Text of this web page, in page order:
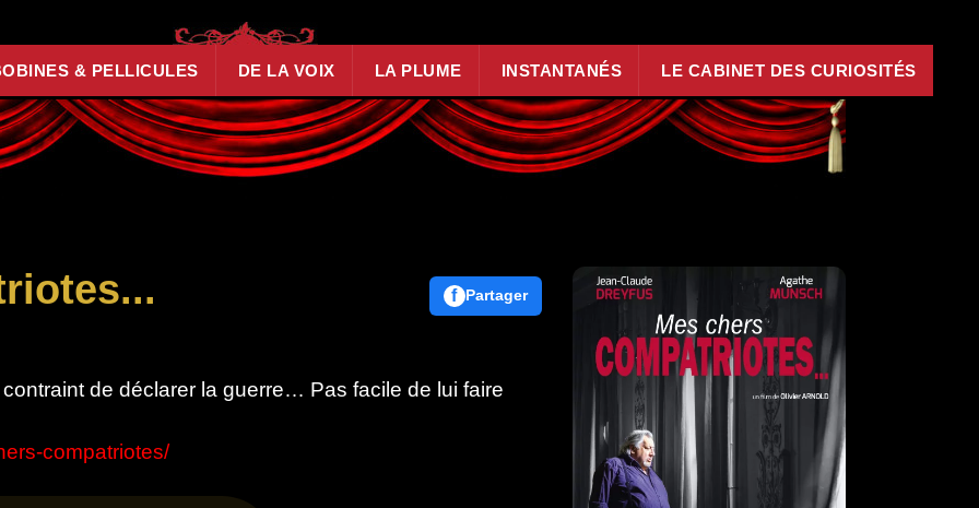
& PELLICULES DE LA VOIX LA PLUME INSTANTANÉS LE CABINET DES CURIOSITÉS
f Partager
de déclarer la guerre… Pas facile de lui faire
compatriotes/